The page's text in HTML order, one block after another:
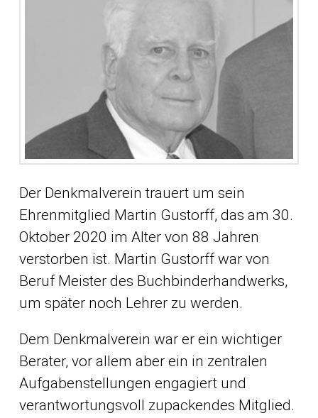
Der Denkmalverein trauert um sein
Ehrenmitglied Martin Gustorff, das am 30.
Oktober 2020 im Alter von 88 Jahren
verstorben ist. Martin Gustorff war von
Beruf Meister des Buchbinderhandwerks,
um später noch Lehrer zu werden.
Dem Denkmalverein war er ein wichtiger
Berater, vor allem aber ein in zentralen
Aufgabenstellungen engagiert und
verantwortungsvoll zupackendes Mitglied.